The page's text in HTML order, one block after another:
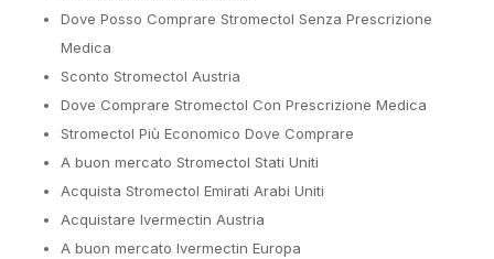
Dove Posso Comprare Stromectol Senza Prescrizione
Medica
Sconto Stromectol Austria
Dove Comprare Stromectol Con Prescrizione Medica
Stromectol Più Economico Dove Comprare
A buon mercato Stromectol Stati Uniti
Acquista Stromectol Emirati Arabi Uniti
Acquistare Ivermectin Austria
A buon mercato Ivermectin Europa